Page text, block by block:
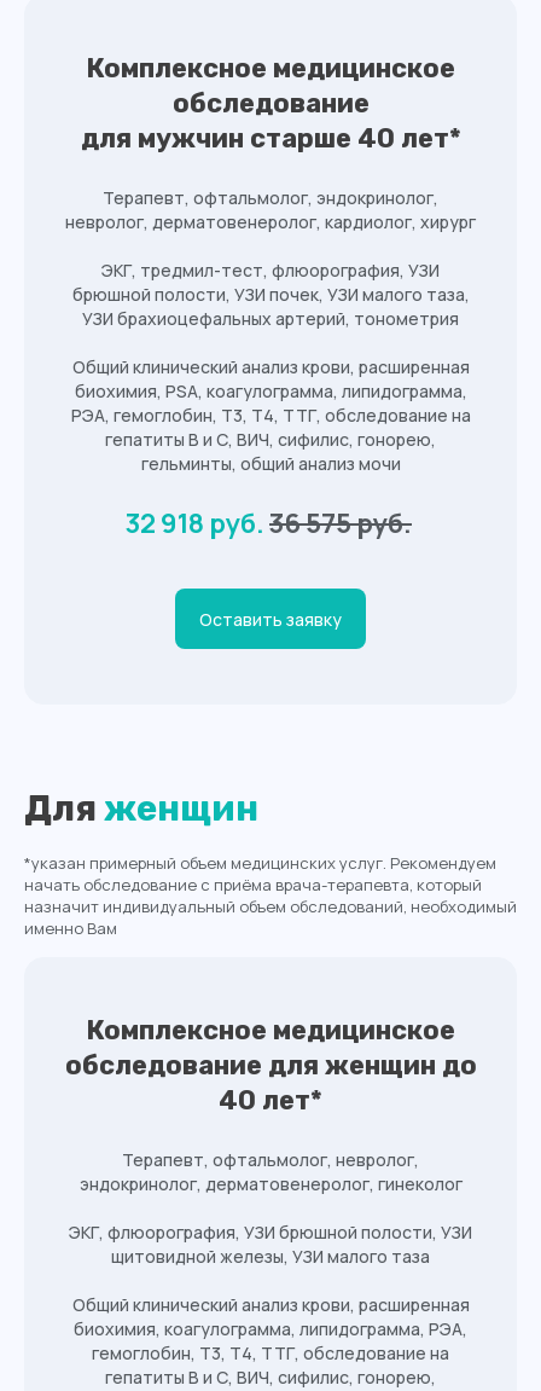
Комплексное медицинское
обследование
для мужчин старше 40 лет*
Терапевт, офтальмолог, эндокринолог,
невролог, дерматовенеролог, кардиолог, хирург
ЭКГ, тредмил-тест, флюорография, УЗИ
брюшной полости, УЗИ почек, УЗИ малого таза,
УЗИ брахиоцефальных артерий, тонометрия
Общий клинический анализ крови, расширенная
биохимия, PSA, коагулограмма, липидограмма,
РЭА, гемоглобин, Т3, Т4, ТТГ, обследование на
гепатиты В и С, ВИЧ, сифилис, гонорею,
гельминты, общий анализ мочи
32 918 руб. 36 575 руб.
Оставить заявку
Дляженщин
*указан примерный объем медицинских услуг. Рекомендуем
начать обследование с приёма врача-терапевта, который
назначит индивидуальный объем обследований, необходимый
именно Вам
Комплексное медицинское
обследование для женщин до
40 лет*
Терапевт, офтальмолог, невролог,
эндокринолог, дерматовенеролог, гинеколог
ЭКГ, флюорография, УЗИ брюшной полости, УЗИ
щитовидной железы, УЗИ малого таза
Общий клинический анализ крови, расширенная
биохимия, коагулограмма, липидограмма, РЭА,
гемоглобин, Т3, Т4, ТТГ, обследование на
гепатиты В и С, ВИЧ, сифилис, гонорею,
Оставьте заявку на обратный
звонок, чтобы получить
подробную информацию о